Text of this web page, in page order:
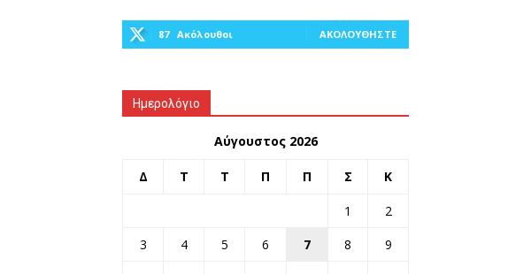
87 Ακόλουθοι ΑΚΟΛΟΥΘΉΣΤΕ
Ημερολόγιο
Αύγουστος 2026
Δ Τ Τ Π Π Σ Κ
1
2
3
4 5 6 7 8
9